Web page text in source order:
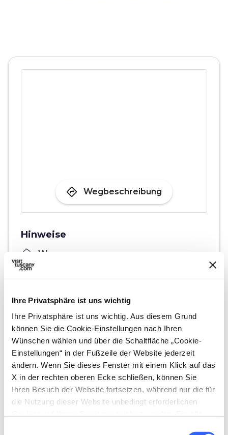
Ihre Privatsphäre ist uns wichtig
Ihre Privatsphäre ist uns wichtig. Aus diesem Grund
können Sie die Cookie-Einstellungen nach Ihren
Wünschen wählen und über die Schaltfläche „Cookie-
Einstellungen“ in der Fußzeile der Website jederzeit
ändern. Wenn Sie dieses Fenster mit einem Klick auf das
X in der rechten oberen Ecke schließen, können Sie
Ihren Besuch der Website fortsetzen, während nur die für
die Nutzung dieser Website unbedingt erforderlichen
directions Wegbeschreibung
Hinweise
home Wo
Vom 04. August 2026 bis 13. August 2026
Donnerstag,Freitag,Samstag,Sonntag
von21:30bis00:00
email E-Mail-Adresse
live@legsrl.net open_in_new
language Website
https://www.legsrl.net/ open_in_new
phone Telefon